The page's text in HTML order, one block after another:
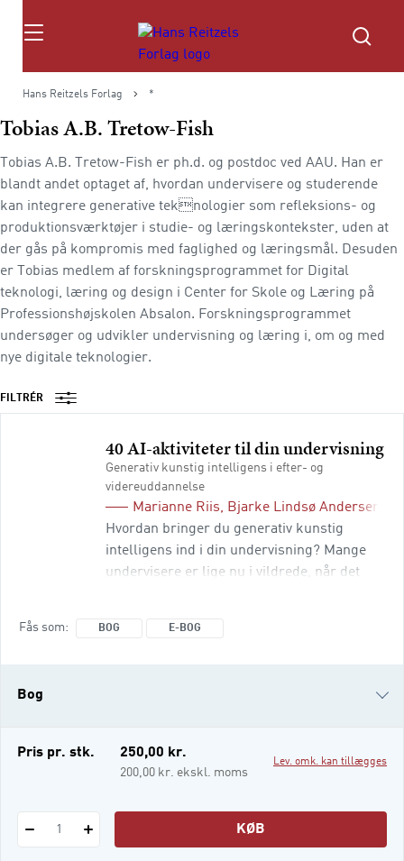
Søg
Hans Reitzels Forlag *
Tobias A.B. Tretow-Fish
Tobias A.B. Tretow-Fish er ph.d. og postdoc ved AAU. Han er
blandt andet optaget af, hvordan undervisere og studerende
kan integrere generative teknologier som refleksions- og
produktionsværktøjer i studie- og læringskontekster, uden at
der gås på kompromis med faglighed og læringsmål. Desuden
er Tobias medlem af forskningsprogrammet for Digital
teknologi, læring og design i Center for Skole og Læring på
Professionshøjskolen Absalon. Forskningsprogrammet
undersøger og udvikler undervisning og læring i, om og med
nye digitale teknologier.
FILTRÉR
40 AI-aktiviteter til din undervisning
Generativ kunstig intelligens i efter- og
videreuddannelse
Marianne Riis, Bjarke Lindsø Andersen
Hvordan bringer du generativ kunstig
intelligens ind i din undervisning? Mange
undervisere er lige nu i vildrede, når det
Fås som BOG E-BOG
Bog
e-bog
Pris pr. stk. 250,00 kr.
200,00 kr. ekskl. moms
Lev. omk. kan tillægges
1 KØB